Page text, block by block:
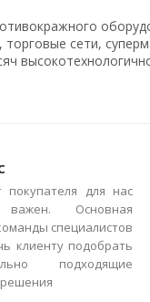
сети,
покупателя для нас
Основная
специалистов
клиенту подобрать
подходящие